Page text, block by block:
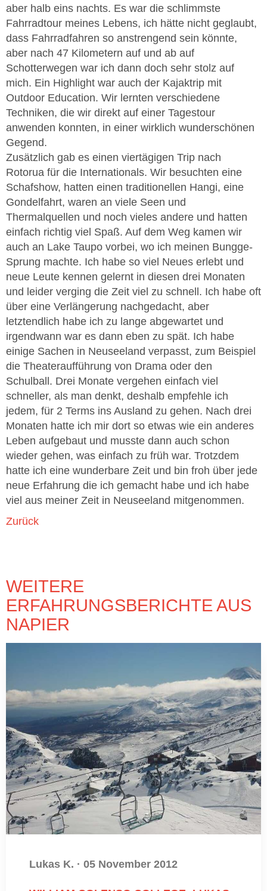
aber halb eins nachts. Es war die schlimmste
Fahrradtour meines Lebens, ich hätte nicht geglaubt,
dass Fahrradfahren so anstrengend sein könnte,
aber nach 47 Kilometern auf und ab auf
Schotterwegen war ich dann doch sehr stolz auf
mich. Ein Highlight war auch der Kajaktrip mit
Outdoor Education. Wir lernten verschiedene
Techniken, die wir direkt auf einer Tagestour
anwenden konnten, in einer wirklich wunderschönen
Gegend.
Zusätzlich gab es einen viertägigen Trip nach
Rotorua für die Internationals. Wir besuchten eine
Schafshow, hatten einen traditionellen Hangi, eine
Gondelfahrt, waren an viele Seen und
Thermalquellen und noch vieles andere und hatten
einfach richtig viel Spaß. Auf dem Weg kamen wir
auch an Lake Taupo vorbei, wo ich meinen Bungge-
Sprung machte. Ich habe so viel Neues erlebt und
neue Leute kennen gelernt in diesen drei Monaten
und leider verging die Zeit viel zu schnell. Ich habe oft
über eine Verlängerung nachgedacht, aber
letztendlich habe ich zu lange abgewartet und
irgendwann war es dann eben zu spät. Ich habe
einige Sachen in Neuseeland verpasst, zum Beispiel
die Theateraufführung von Drama oder den
Schulball. Drei Monate vergehen einfach viel
schneller, als man denkt, deshalb empfehle ich
jedem, für 2 Terms ins Ausland zu gehen. Nach drei
Monaten hatte ich mir dort so etwas wie ein anderes
Leben aufgebaut und musste dann auch schon
wieder gehen, was einfach zu früh war. Trotzdem
hatte ich eine wunderbare Zeit und bin froh über jede
neue Erfahrung die ich gemacht habe und ich habe
viel aus meiner Zeit in Neuseeland mitgenommen.
Zurück
WEITERE
ERFAHRUNGSBERICHTE AUS
NAPIER
Lukas K. · 05 November 2012